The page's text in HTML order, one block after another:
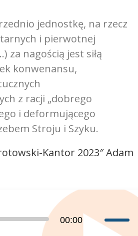
jednostkę, na rzecz
i pierwotnej
nagością jest siłą
konwenansu,
z racji „dobrego
i deformującego
Stroju i Szyku.
Kantor 2023″ Adam
00:00
strzałek